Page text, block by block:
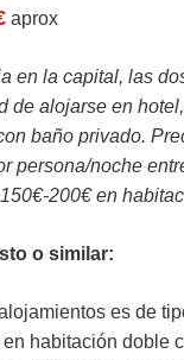
aprox
en la capital, las
de alojarse en
baño privado.
persona/noche
200€ en
o similar:
es de
habitación doble